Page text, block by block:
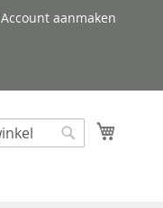
Account aanmaken